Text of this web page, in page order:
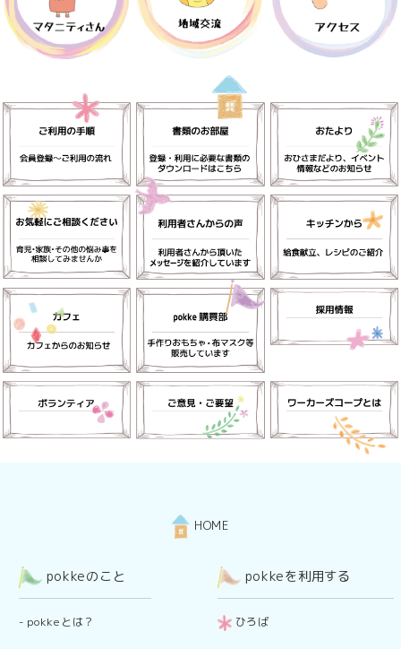
HOME
pokkeのこと
- pokkeとは？
pokkeを利用する
ひろば